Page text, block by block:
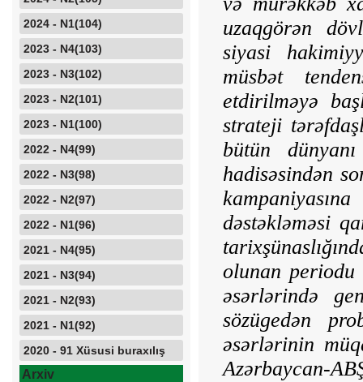
2024 - N1(104)
2023 - N4(103)
2023 - N3(102)
2023 - N2(101)
2023 - N1(100)
2022 - N4(99)
2022 - N3(98)
2022 - N2(97)
2022 - N1(96)
2021 - N4(95)
2021 - N3(94)
2021 - N2(93)
2021 - N1(92)
2020 - 91 Xüsusi buraxılış
Arxiv
uzaqgörən
siyasi
müsbət
etdirilməyə
strateji
bütün
hadisəsindən
dəstəkləməsi
olunan periodu
əsərlərində
sözügedən
əsərlərinin
Azərbaycan-